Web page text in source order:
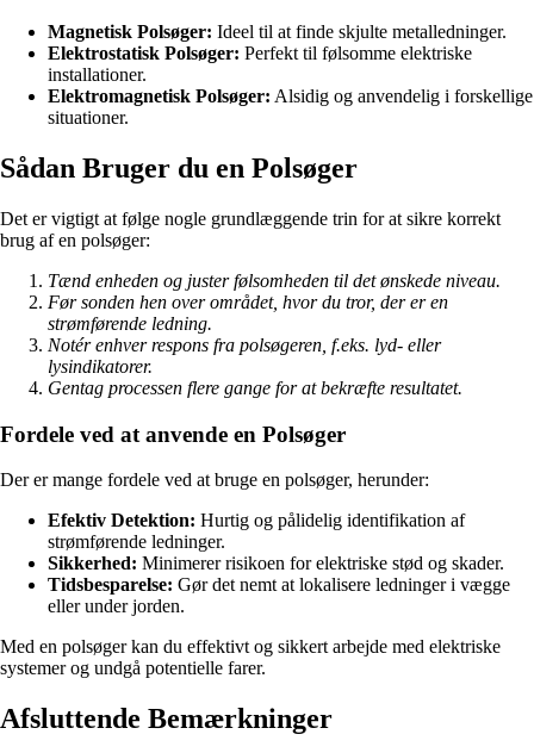
Magnetisk Polsøger: Ideel til at finde skjulte metalledninger.
Elektrostatisk Polsøger: Perfekt til følsomme elektriske
installationer.
Elektromagnetisk Polsøger: Alsidig og anvendelig i forskellige
situationer.
Sådan Bruger du en Polsøger
Det er vigtigt at følge nogle grundlæggende trin for at sikre korrekt
brug af en polsøger:
Tænd enheden og juster følsomheden til det ønskede niveau.
Før sonden hen over området, hvor du tror, der er en
strømførende ledning.
Notér enhver respons fra polsøgeren, f.eks. lyd- eller
lysindikatorer.
Gentag processen flere gange for at bekræfte resultatet.
Fordele ved at anvende en Polsøger
Der er mange fordele ved at bruge en polsøger, herunder:
Efektiv Detektion: Hurtig og pålidelig identifikation af
strømførende ledninger.
Sikkerhed: Minimerer risikoen for elektriske stød og skader.
Tidsbesparelse: Gør det nemt at lokalisere ledninger i vægge
eller under jorden.
Med en polsøger kan du effektivt og sikkert arbejde med elektriske
systemer og undgå potentielle farer.
Afsluttende Bemærkninger